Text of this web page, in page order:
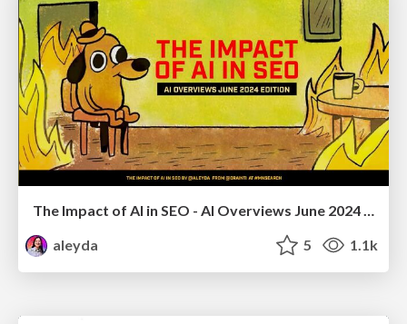
The Impact of AI in SEO - AI Overviews June 2024 Edition
aleyda
5 1.1k